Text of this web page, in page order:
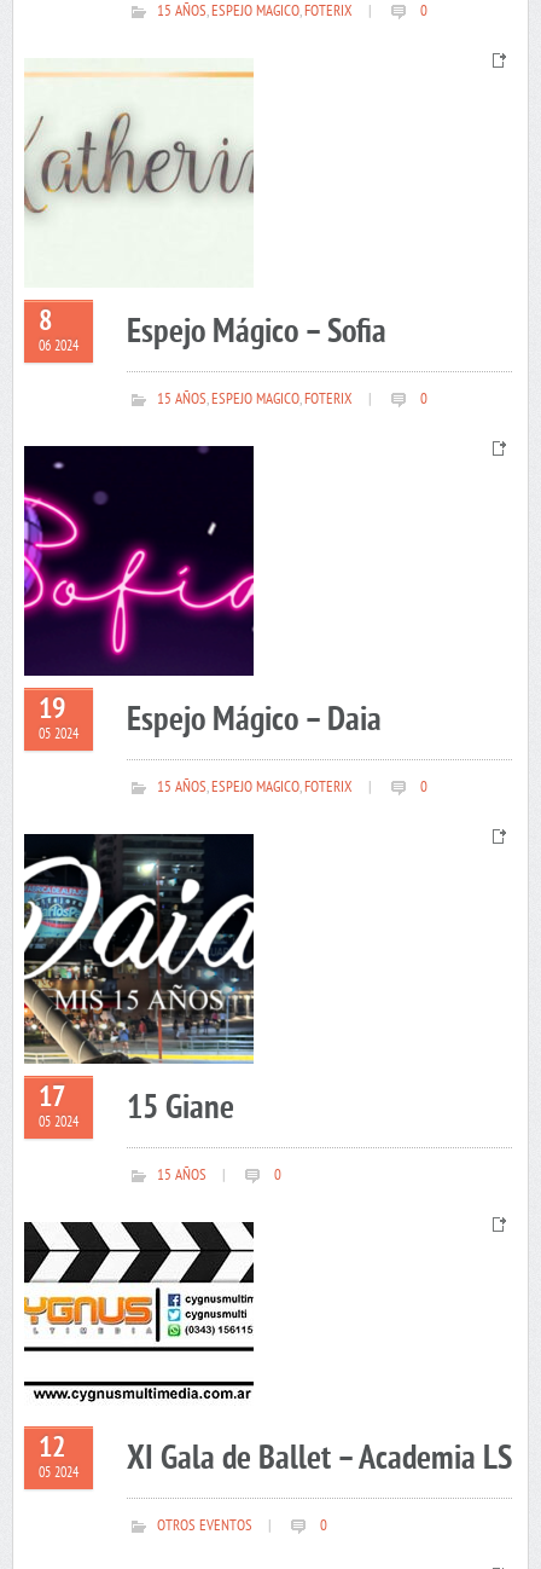
15 AÑOS,ESPEJO MAGICO,FOTERIX 0
8
06 2024 Espejo Mágico – Sofia
15 AÑOS,ESPEJO MAGICO,FOTERIX 0
19
05 2024 Espejo Mágico – Daia
15 AÑOS,ESPEJO MAGICO,FOTERIX 0
17
05 2024 15 Giane
15 AÑOS 0
12
05 2024 XI Gala de Ballet – Academia LS
OTROS EVENTOS 0